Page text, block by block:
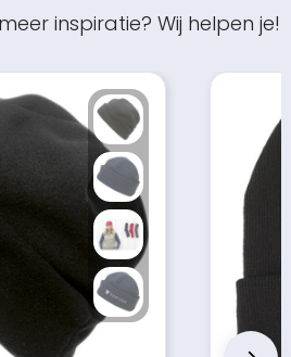
inspiratie? Wij helpen je!